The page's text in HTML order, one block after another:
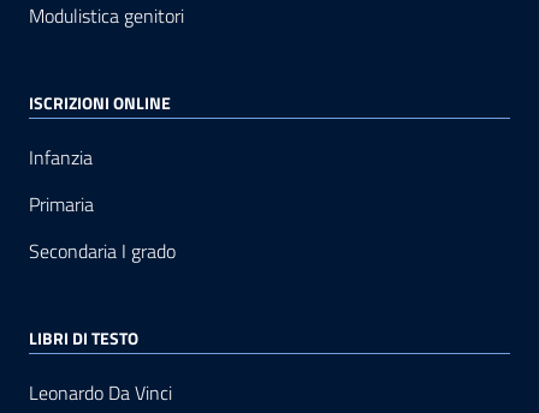
Modulistica genitori
ISCRIZIONI ONLINE
Infanzia
Primaria
Secondaria I grado
LIBRI DI TESTO
Leonardo Da Vinci